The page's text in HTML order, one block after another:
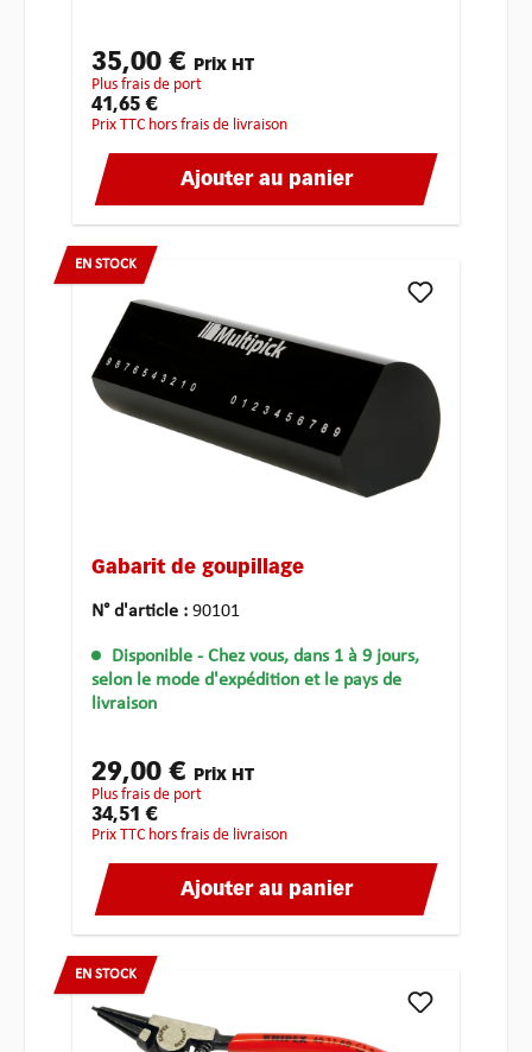
35,00 € Prix HT
plus frais de port
41,65 €
Prix TTC hors frais de livraison
Ajouter au panier
EN STOCK
Gabarit de goupillage
N° d'article : 90101
Disponible - Chez vous, dans 1 à 9 jours,
selon le mode d'expédition et le pays de
livraison
29,00 € Prix HT
plus frais de port
34,51 €
Prix TTC hors frais de livraison
Ajouter au panier
EN STOCK